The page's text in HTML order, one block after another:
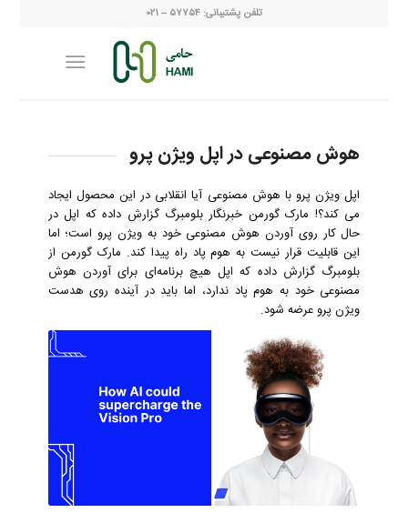
تلفن پشتیبانی: ۵۷۷۵۴ – ۰۲۱
هوش مصنوعی در اپل ویژن پرو
اپل ویژن پرو با هوش مصنوعی آیا انقلابی در این محصول ایجاد
می کند؟! مارک گورمن خبرنگار بلومبرگ گزارش داده که اپل در
حال کار روی آوردن هوش مصنوعی خود به ویژن پرو است؛ اما
این قابلیت قرار نیست به هوم پاد راه پیدا کند. مارک گورمن از
بلومبرگ گزارش داده که اپل هیچ برنامه‌ای برای آوردن هوش
مصنوعی خود به هوم پاد ندارد، اما باید در آینده روی هدست
ویژن پرو عرضه شود.